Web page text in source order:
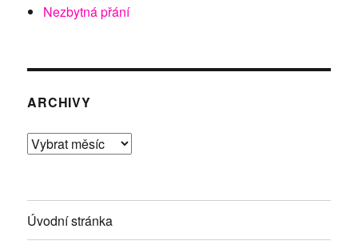
Nezbytná přání
ARCHIVY
Archivy
Úvodní stránka